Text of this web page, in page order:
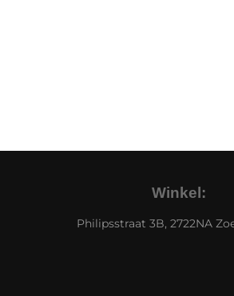
Winkel:
Philipsstraat 3B, 2722NA